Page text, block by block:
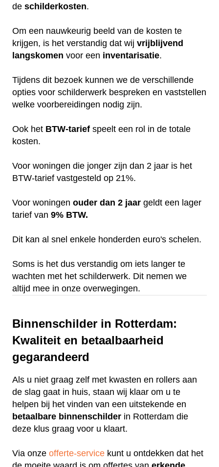
de schilderkosten.
Om een nauwkeurig beeld van de kosten te
krijgen, is het verstandig dat wij vrijblijvend
langskomen voor een inventarisatie.
Tijdens dit bezoek kunnen we de verschillende
opties voor schilderwerk bespreken en vaststellen
welke voorbereidingen nodig zijn.
Ook het BTW-tarief speelt een rol in de totale
kosten.
Voor woningen die jonger zijn dan 2 jaar is het
BTW-tarief vastgesteld op 21%.
Voor woningen ouder dan 2 jaar geldt een lager
tarief van 9% BTW.
Dit kan al snel enkele honderden euro's schelen.
Soms is het dus verstandig om iets langer te
wachten met het schilderwerk. Dit nemen we
altijd mee in onze overwegingen.
Binnenschilder in Rotterdam:
Kwaliteit en betaalbaarheid
gegarandeerd
Als u niet graag zelf met kwasten en rollers aan
de slag gaat in huis, staan wij klaar om u te
helpen bij het vinden van een uitstekende en
betaalbare binnenschilder in Rotterdam die
deze klus graag voor u klaart.
Via onze offerte-service kunt u ontdekken dat het